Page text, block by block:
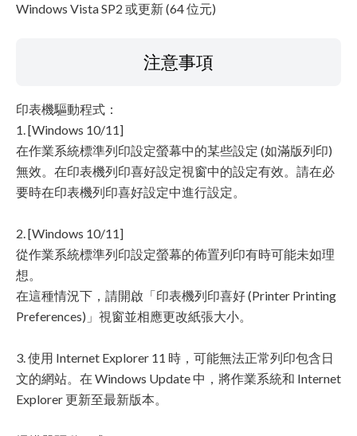
Windows Vista SP2 或更新 (64 位元)
注意事項
印表機驅動程式：
1. [Windows 10/11]
在作業系統標準列印設定螢幕中的某些設定 (如滿版列印)
無效。在印表機列印喜好設定視窗中的設定有效。請在必
要時在印表機列印喜好設定中進行設定。
2. [Windows 10/11]
從作業系統標準列印設定螢幕的佈置列印有時可能未如理
想。
在這種情況下，請開啟「印表機列印喜好 (Printer Printing
Preferences)」視窗並相應更改紙張大小。
3. 使用 Internet Explorer 11 時，可能無法正常列印包含日
文的網站。在 Windows Update 中，將作業系統和 Internet
Explorer 更新至最新版本。